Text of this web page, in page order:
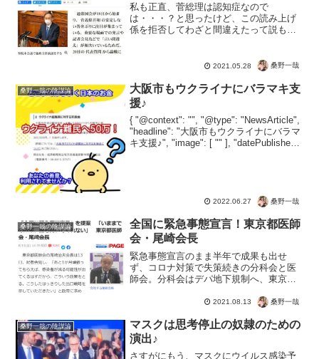
私も正直、菅総理は認知症なので
は・・・？と思ったけど、この読み上げ
係を拒否してわざと間違えたって説も、
急事態宣言の中身もなく、言わされ照
る、やらされてるんだな。というの...
2021.05.28 桑野一哉
桑野一哉の陰謀論
大阪市もウクライナにバラマキ支
援♪
{ "@context": "", "@type": "NewsArticle",
"headline": "大阪市もウクライナにバラマ
キ支援♪", "image": [ "" ], "datePublished":
2022.06.27 桑野一哉
桑野一哉の陰謀論
全国に緊急事態宣言！東京都医師
会・尾崎会長
緊急事態宣言のまま半年で成果も出せ
ず、コロナ対策で失策続きの分科会と医
師会。分科会はデパ地下規制へ、東京医
すよ。「全国に緊急事態宣言」を提案
い」 東京都医師会・尾崎会長...
2021.08.13 桑野一哉
桑野一哉の陰謀論
マスクは思考停止の奴隷のための
演出♪
さすがにもう、マスクにウイルス感染予